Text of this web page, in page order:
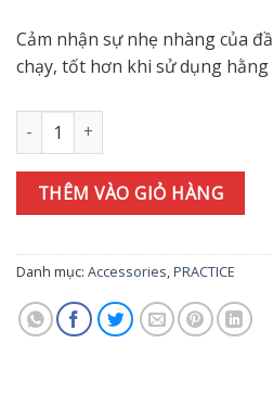
Cảm nhận sự nhẹ nhàng của
chạy, tốt hơn khi sử dụng hằng
ĐAI BẢO VỆ CỔ CHÂN PHITIEN
THÊM VÀO GIỎ HÀNG
Danh mục: Accessories,PRACTICE